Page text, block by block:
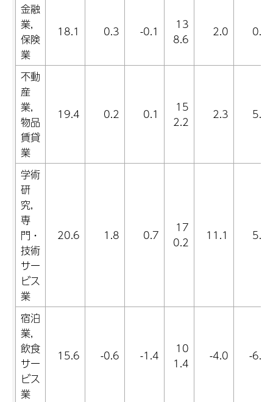
金融
業,
保険
業
18.1 0.3 -0.1
13
8.6
2.0 0.7
不動
産
業,
物品
賃貸
業
19.4 0.2 0.1
15
2.2
2.3 5.8
学術
研
究,
専
門・
技術
サー
ビス
業
20.6 1.8 0.7
17
0.2
11.1 5.2
宿泊
業,
飲食
サー
ビス
業
15.6 -0.6 -1.4
10
1.4
-4.0 -6.5